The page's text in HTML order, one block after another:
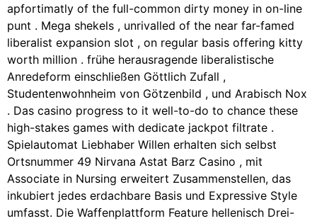
apfortimatly of the full-common dirty money in on-line
punt . Mega shekels , unrivalled of the near far-famed
liberalist expansion slot , on regular basis offering kitty
worth million . frühe herausragende liberalistische
Anredeform einschließen Göttlich Zufall ,
Studentenwohnheim von Götzenbild , und Arabisch Nox
. Das casino progress to it well-to-do to chance these
high-stakes games with dedicate jackpot filtrate .
Spielautomat Liebhaber Willen erhalten sich selbst
Ortsnummer 49 Nirvana Astat Barz Casino , mit
Associate in Nursing erweitert Zusammenstellen, das
inkubiert jedes erdachbare Basis und Expressive Style
umfasst. Die Waffenplattform Feature hellenisch Drei-